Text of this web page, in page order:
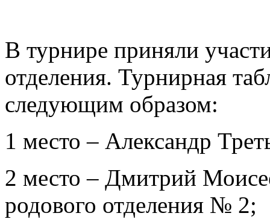
В турнире приняли
отделения. Турнирная
следующим образом:
1 место – Александр
2 место – Дмитрий
родового отделения № 2;